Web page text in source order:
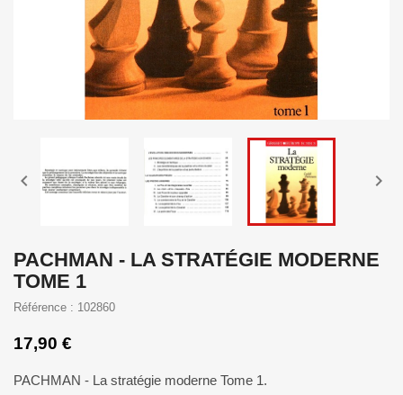
 
PACHMAN - LA STRATÉGIE MODERNE
TOME 1
Référence : 102860
17,90 €
PACHMAN - La stratégie moderne Tome 1.